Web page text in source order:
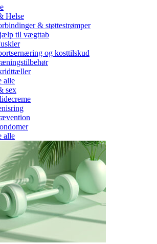
Helse
& støttestrømper
til vægttab
og kosttilskud
alle
sex
alle